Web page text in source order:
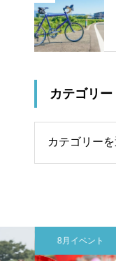
カテゴリー
8月イベント